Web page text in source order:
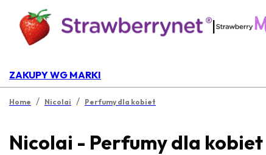
|
ZAKUPY WG MARKI
Home / Nicolai / Perfumy dla kobiet
Nicolai - Perfumy dla kobiet